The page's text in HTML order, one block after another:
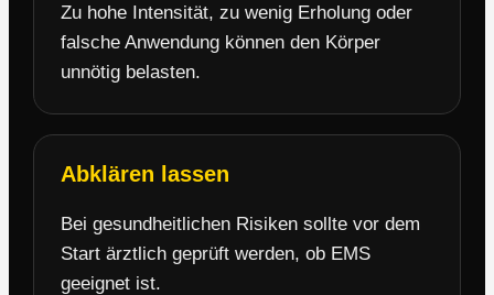
Zu hohe Intensität, zu wenig Erholung oder
falsche Anwendung können den Körper
unnötig belasten.
Abklären lassen
Bei gesundheitlichen Risiken sollte vor dem
Start ärztlich geprüft werden, ob EMS
geeignet ist.